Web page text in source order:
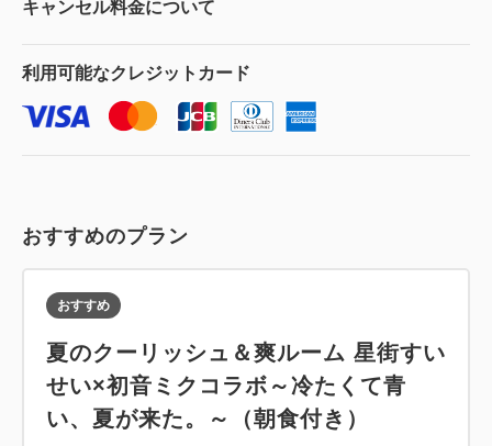
キャンセル料金について
利用可能なクレジットカード
おすすめのプラン
おすすめ
夏のクーリッシュ＆爽ルーム 星街すい
せい×初音ミクコラボ～冷たくて青
い、夏が来た。～（朝食付き）